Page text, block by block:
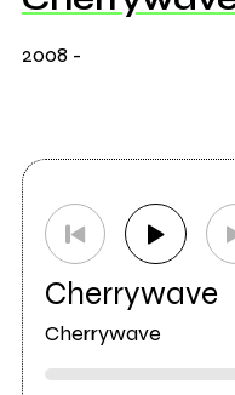
2008 -
Cherrywave
Cherrywave